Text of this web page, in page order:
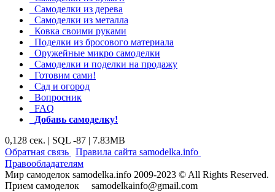
Самоделки из дерева
Самоделки из металла
Ковка своими руками
Поделки из бросового материала
Оружейные микро самоделки
Самоделки и поделки на продажу
Готовим сами!
Сад и огород
Вопросник
FAQ
Добавь самоделку!
0,128 сек. | SQL -87 | 7.83MB
Обратная связь
Правила сайта samodelka.info
Правообладателям
Мир самоделок samodelka.info 2009-2023 © All Rights Reserved.
Прием самоделок samodelkainfo@gmail.com